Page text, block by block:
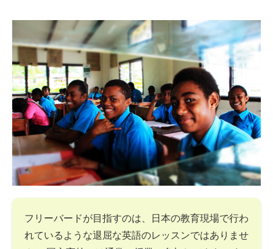
フリーバードが目指すのは、日本の教育現場で行わ
れているような退屈な英語のレッスンではありませ